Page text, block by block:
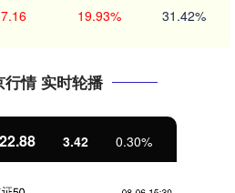
7.16 19.93% 31.42%
行情 实时轮播
3.42 0.30%